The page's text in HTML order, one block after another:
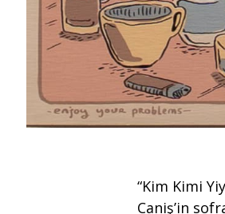
“Kim Kimi
Caniş’in